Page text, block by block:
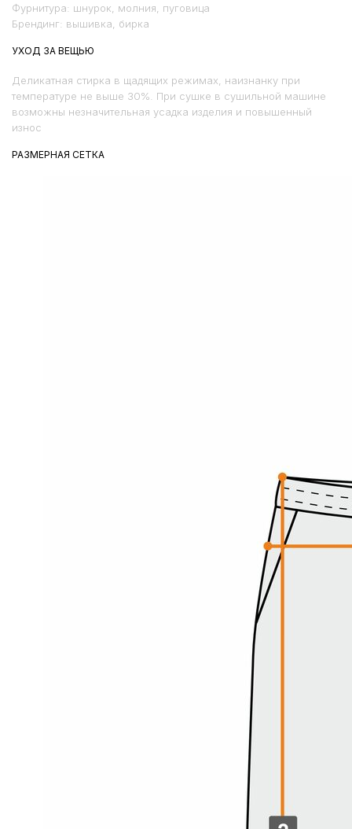
Фурнитура: шнурок, молния, пуговица
Брендинг: вышивка, бирка
УХОД ЗА ВЕЩЬЮ
Деликатная стирка в щадящих режимах, наизнанку при
температуре не выше 30%. При сушке в сушильной машине
возможны незначительная усадка изделия и повышенный
износ
РАЗМЕРНАЯ СЕТКА